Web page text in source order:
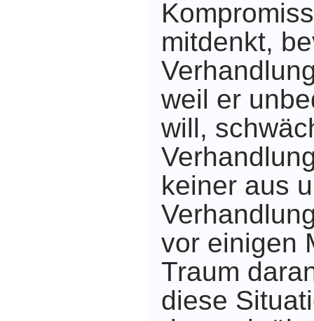
mitdenkt,
weil er
will,
keiner aus
vor einigen
Traum
diese